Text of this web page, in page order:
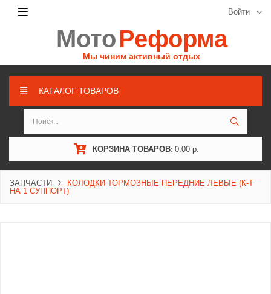
Войти
МотоРеформа
Мы чиним активный отдых
КАТАЛОГ ТОВАРОВ
КОРЗИНА ТОВАРОВ: 0.00 р.
ЗАПЧАСТИ
КОЛОДКИ ТОРМОЗНЫЕ ПЕРЕДНИЕ ЛЕВЫЕ (К-Т
НА 1 СУППОРТ)